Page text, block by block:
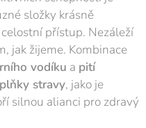
složky krásně
přístup. Nezáleží
jak žijeme. Kombinace
vodíku a pití
stravy, jako je
silnou alianci pro zdravý